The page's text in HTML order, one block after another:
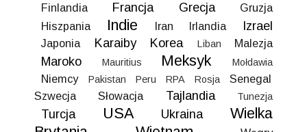
Finlandia Francja Grecja
Gruzja
Hiszpania
Indie Iran Irlandia Izrael
Japonia Karaiby Korea Liban Malezja
Maroko Mauritius Meksyk Mołdawia
Niemcy Pakistan Peru RPA Rosja
Senegal
Szwecja
Słowacja Tajlandia Tunezja
Turcja USA Ukraina
Wielka